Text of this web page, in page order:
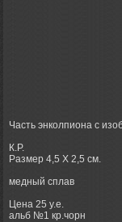
Часть энколпиона с
К.Р.
Размер 4,5 Х 2,5 см.
медный сплав
Цена 25 у.е.
альб №1 кр.чорн